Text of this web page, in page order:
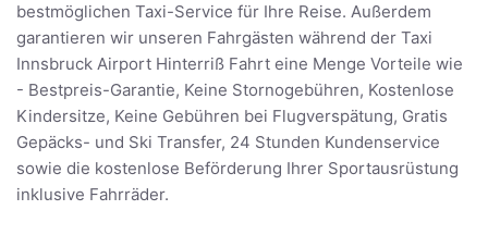
bestmöglichen Taxi-Service für Ihre Reise. Außerdem
garantieren wir unseren Fahrgästen während der Taxi
Innsbruck Airport Hinterriß Fahrt eine Menge Vorteile wie
- Bestpreis-Garantie, Keine Stornogebühren, Kostenlose
Kindersitze, Keine Gebühren bei Flugverspätung, Gratis
Gepäcks- und Ski Transfer, 24 Stunden Kundenservice
sowie die kostenlose Beförderung Ihrer Sportausrüstung
inklusive Fahrräder.